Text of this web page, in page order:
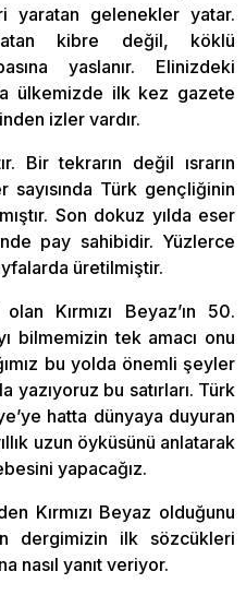
yaratan gelenekler yatar.
kibre değil, köklü
yaslanır. Elinizdeki
ülkemizde ilk kez gazete
izler vardır.
Bir tekrarın değil ısrarın
Türk gençliğinin
Son dokuz yılda eser
pay sahibidir. Yüzlerce
üretilmiştir.
Kırmızı Beyaz’ın 50.
bilmemizin tek amacı onu
bu yolda önemli şeyler
yazıyoruz bu satırları. Türk
hatta dünyaya duyuran
uzun öyküsünü anlatarak
yapacağız.
Kırmızı Beyaz olduğunu
dergimizin ilk sözcükleri
nasıl yanıt veriyor.